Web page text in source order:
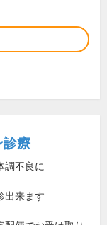
診療
調不良に
出来ます